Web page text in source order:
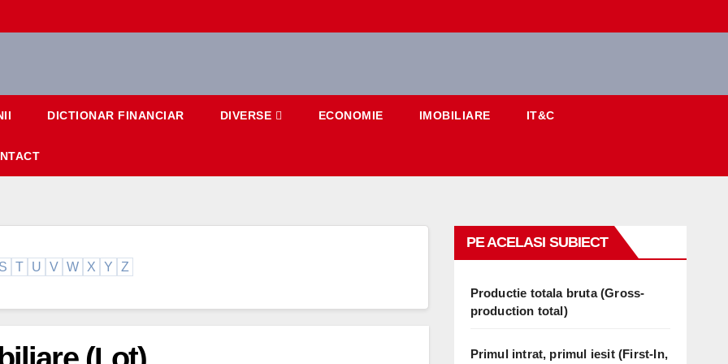
DICTIONAR FINANCIAR DIVERSE ECONOMIE IMOBILIARE IT&C
S T U V W X Y Z
PE ACELASI SUBIECT
Productie totala bruta (Gross-
production total)
Primul intrat, primul iesit (First-In,